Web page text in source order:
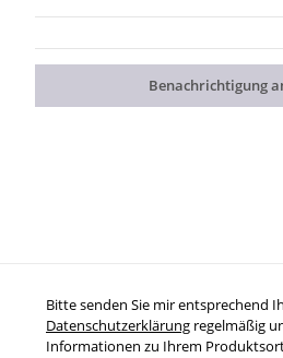
Benachrichtigung
Bitte senden Sie mir entsprechend
Datenschutzerklärung regelmäßig
Informationen zu Ihrem